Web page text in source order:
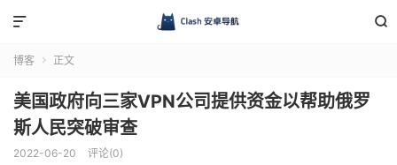


博客  正文
美国政府向三家VPN公司提供资金以帮助俄罗
斯人民突破审查
2022-06-20 评论(0)